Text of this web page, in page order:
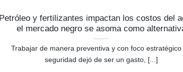
Petróleo y fertilizantes impactan los costos del
el mercado negro se asoma como
Trabajar de manera preventiva y con foco estratégico
seguridad dejó de ser un gasto, [...]